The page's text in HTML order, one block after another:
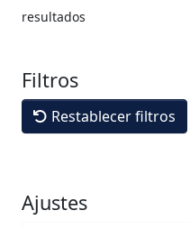
resultados
Filtros
Restablecer filtros
Ajustes